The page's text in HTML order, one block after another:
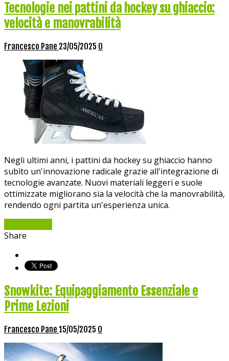
Tecnologie nei pattini da hockey su ghiaccio:
velocità e manovrabilità
Francesco Pane 23/05/2025 0
Negli ultimi anni, i pattini da hockey su ghiaccio hanno
subìto un'innovazione radicale grazie all'integrazione di
tecnologie avanzate. Nuovi materiali leggeri e suole
ottimizzate migliorano sia la velocità che la manovrabilità,
rendendo ogni partita un'esperienza unica.
Share
Snowkite: Equipaggiamento Essenziale e
Prime Lezioni
Francesco Pane 15/05/2025 0